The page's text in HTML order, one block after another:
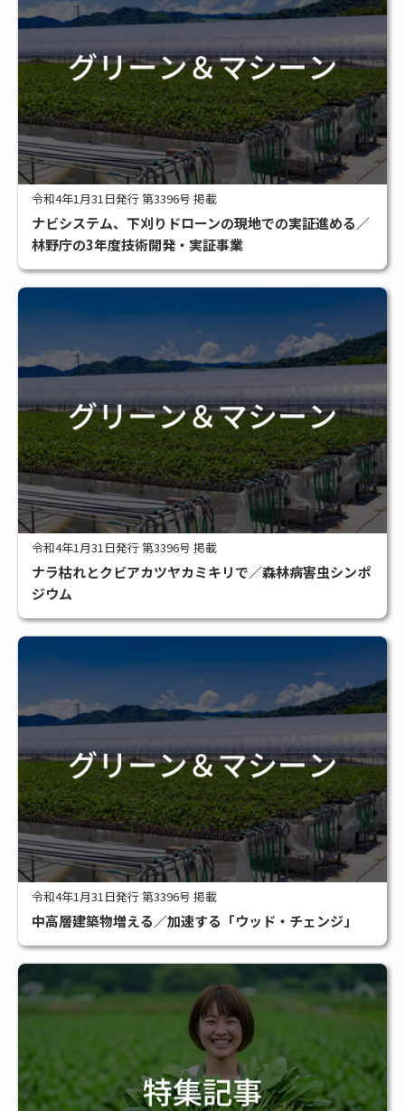
令和4年1月31日発行 第3396号 掲載
ナビシステム、下刈りドローンの現地での実証進める／
林野庁の3年度技術開発・実証事業
令和4年1月31日発行 第3396号 掲載
ナラ枯れとクビアカツヤカミキリで／森林病害虫シンポ
ジウム
令和4年1月31日発行 第3396号 掲載
中高層建築物増える／加速する「ウッド・チェンジ」